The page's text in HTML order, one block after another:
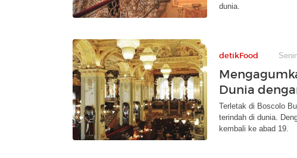
dunia.
detikFood
Dunia
Terletak di Boscolo
terindah di dunia.
kembali ke abad 19.